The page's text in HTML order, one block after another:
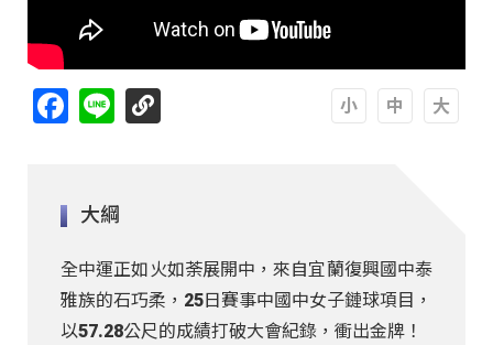
Facebook
Line
大綱
全中運正如火如荼展開中，來自宜蘭復興國中泰
雅族的石巧柔，25日賽事中國中女子鏈球項目，
以57.28公尺的成績打破大會紀錄，衝出金牌！